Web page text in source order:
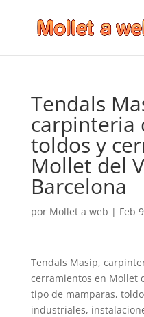
Tendals
carpinteria
toldos y
Mollet del
Barcelona
por Mollet a web | Feb
Tendals Masip,
cerramientos en Mollet
tipo de mamparas,
industriales,